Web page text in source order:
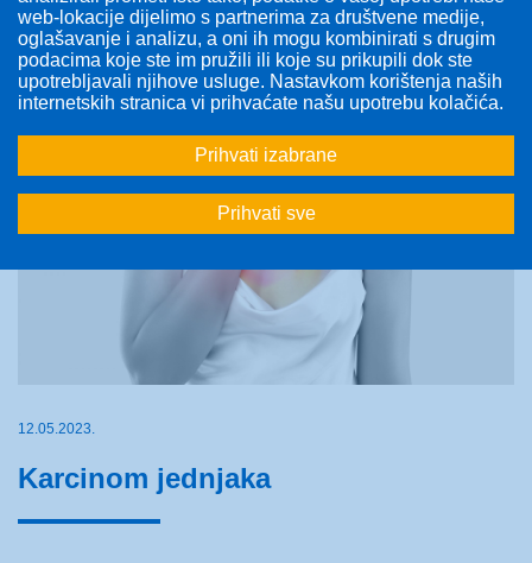
12.05.2023.
Karcinom jednjaka
web-lokacije dijelimo s partnerima za društvene medije,
oglašavanje i analizu, a oni ih mogu kombinirati s drugim
podacima koje ste im pružili ili koje su prikupili dok ste
upotrebljavali njihove usluge. Nastavkom korištenja naših
internetskih stranica vi prihvaćate našu upotrebu kolačića.
Prihvati izabrane
Prihvati sve